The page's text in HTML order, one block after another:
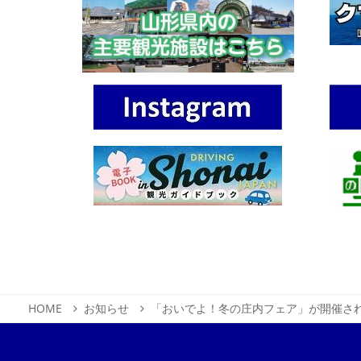
HOME お知らせ 「おいでよ！冬の庄内フェア」が開催さ